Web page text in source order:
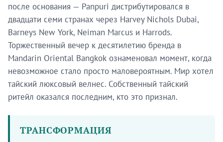
после основания — Panpuri дистрибутировался в
двадцати семи странах через Harvey Nichols Dubai,
Barneys New York, Neiman Marcus и Harrods.
Торжественный вечер к десятилетию бренда в
Mandarin Oriental Bangkok ознаменовал момент, когда
невозможное стало просто маловероятным. Мир хотел
тайский люксовый велнес. Собственный тайский
ритейл оказался последним, кто это признал.
ТРАНСФОРМАЦИЯ